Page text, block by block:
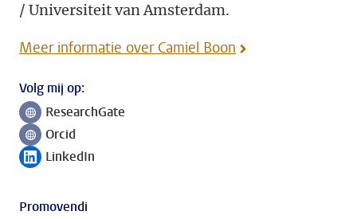
/ Universiteit van Amsterdam.
Meer informatie over Camiel Boon
Volg mij op:
Volg ons op
ResearchGate
Volg ons op
Orcid
Volg ons op
LinkedIn
Promovendi